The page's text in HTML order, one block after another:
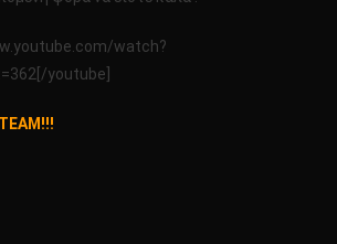
watch?
youtube]